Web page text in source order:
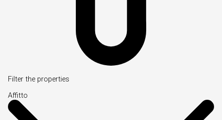
Filter the properties
Affitto